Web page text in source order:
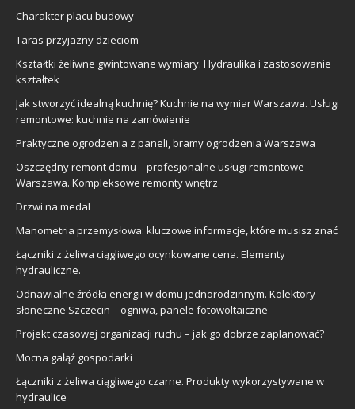
Charakter placu budowy
Taras przyjazny dzieciom
Kształtki żeliwne gwintowane wymiary. Hydraulika i zastosowanie
kształtek
Jak stworzyć idealną kuchnię? Kuchnie na wymiar Warszawa. Usługi
remontowe: kuchnie na zamówienie
Praktyczne ogrodzenia z paneli, bramy ogrodzenia Warszawa
Oszczędny remont domu – profesjonalne usługi remontowe
Warszawa. Kompleksowe remonty wnętrz
Drzwi na medal
Manometria przemysłowa: kluczowe informacje, które musisz znać
Łączniki z żeliwa ciągliwego ocynkowane cena. Elementy
hydrauliczne.
Odnawialne źródła energii w domu jednorodzinnym. Kolektory
słoneczne Szczecin – ogniwa, panele fotowoltaiczne
Projekt czasowej organizacji ruchu – jak go dobrze zaplanować?
Mocna gałąź gospodarki
Łączniki z żeliwa ciągliwego czarne. Produkty wykorzystywane w
hydraulice